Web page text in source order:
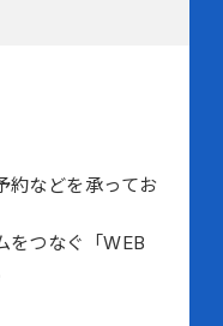
約などを承ってお
をつなぐ
「WEB